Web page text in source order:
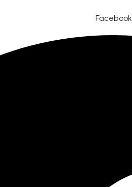
Facebook